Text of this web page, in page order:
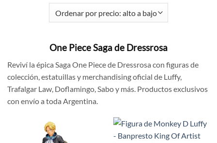
One Piece Saga de Dressrosa
Reviví la épica Saga One Piece de Dressrosa con figuras de
colección, estatuillas y merchandising oficial de Luffy,
Trafalgar Law, Doflamingo, Sabo y más. Productos exclusivos
con envío a toda Argentina.